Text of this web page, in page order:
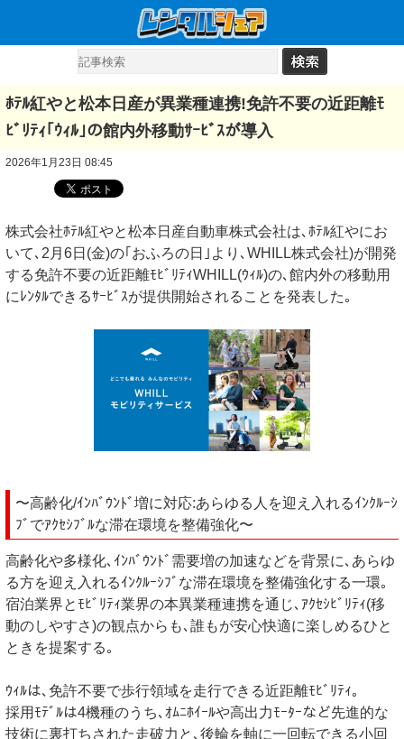
ﾎﾃﾙ紅やと松本日産が異業種連携!免許不要の近距離ﾓ
ﾋﾞﾘﾃｨ｢ｳｨﾙ｣の館内外移動ｻｰﾋﾞｽが導入
2026年1月23日 08:45
株式会社ﾎﾃﾙ紅やと松本日産自動車株式会社は､ﾎﾃﾙ紅やにお
いて､2月6日(金)の｢おふろの日｣より､WHILL株式会社)が開発
する免許不要の近距離ﾓﾋﾞﾘﾃｨWHILL(ｳｨﾙ)の､館内外の移動用
にﾚﾝﾀﾙできるｻｰﾋﾞｽが提供開始されることを発表した｡
〜高齢化/ｲﾝﾊﾞｳﾝﾄﾞ増に対応:あらゆる人を迎え入れるｲﾝｸﾙｰｼ
ﾌﾞでｱｸｾｼﾌﾞﾙな滞在環境を整備強化〜
高齢化や多様化､ｲﾝﾊﾞｳﾝﾄﾞ需要増の加速などを背景に､あらゆ
る方を迎え入れるｲﾝｸﾙｰｼﾌﾞな滞在環境を整備強化する一環｡
宿泊業界とﾓﾋﾞﾘﾃｨ業界の本異業種連携を通じ､ｱｸｾｼﾋﾞﾘﾃｨ(移
動のしやすさ)の観点からも､誰もが安心快適に楽しめるひと
ときを提案する｡
ｳｨﾙは､免許不要で歩行領域を走行できる近距離ﾓﾋﾞﾘﾃｨ｡
採用ﾓﾃﾞﾙは4機種のうち､ｵﾑﾆﾎｲｰﾙや高出力ﾓｰﾀｰなど先進的な
技術に裏打ちされた走破力と､後輪を軸に一回転できる小回